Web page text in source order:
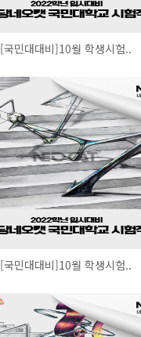
[국민대대비]10월 학생시험..
[국민대대비]10월 학생시험..